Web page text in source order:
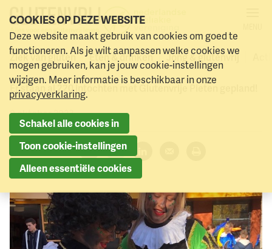
Naar menu Naar hoofdinhoud
Ziek van gluten Eten & drinken Jong & glutenvrij
Glutenvrije Piet, meld je
aan!
Er staan al 220 intochten met Glutenvrije Pieten gepland!
9 oktober 2023
Deel dit artikel:
Facebook
Twitter
COOKIES OP DEZE WEBSITE
Deze website maakt gebruik van cookies om goed te
functioneren. Als je wilt aanpassen welke cookies we
mogen gebruiken, kan je jouw cookie-instellingen
wijzigen. Meer informatie is beschikbaar in onze
privacyverklaring.
Schakel alle cookies in
Toon cookie-instellingen
Alleen essentiële cookies